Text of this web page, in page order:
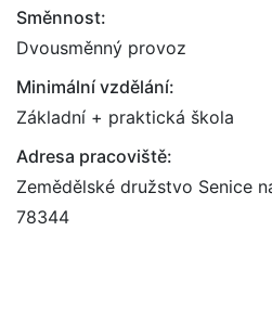
Směnnost:
Dvousměnný provoz
Minimální vzdělání:
Základní + praktická škola
Adresa pracoviště:
Zemědělské družstvo Senice
78344